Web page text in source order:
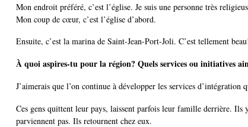
Mon endroit préféré, c’est l’église. Je suis une personne très
Mon coup de cœur, c’est l’église d’abord.
Ensuite, c’est la marina de Saint-Jean-Port-Joli. C’est tellement
À quoi aspires-tu pour la région? Quels services ou initiatives
J’aimerais que l’on continue à développer les services
Ces gens quittent leur pays, laissent parfois leur famille derrière. Ils
parviennent pas. Ils retournent chez eux.